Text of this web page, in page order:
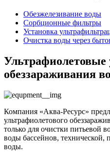
Обезжелезивание воды
Сорбционные фильтры
Установка
Очистка воды через
Ультрафиолетовые
обеззараживания
Компания «Аква-Ресурс»
ультрафиолетового
только для очистки питьевой
воды бассейнов, технической,
воды.